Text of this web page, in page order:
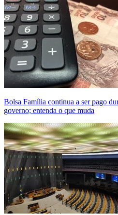
Bolsa Família continua a ser pago
governo; entenda o que muda